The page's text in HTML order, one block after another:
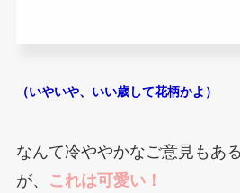
（いやいや、いい歳して花柄かよ）
なんて冷ややかなご意見もあ
が、
これは可愛い！